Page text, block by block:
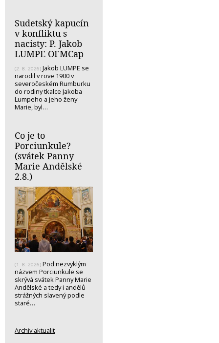
Sudetský kapucín
v konfliktu s
nacisty: P. Jakob
LUMPE OFMCap
(2. 8. 2026) Jakob LUMPE se
narodil v rove 1900 v
severočeském Rumburku
do rodiny tkalce Jakoba
Lumpeho a jeho ženy
Marie, byl…
Co je to
Porciunkule?
(svátek Panny
Marie Andělské
2.8.)
(1. 8. 2026) Pod nezvyklým
názvem Porciunkule se
skrývá svátek Panny Marie
Andělské a tedy i andělů
strážných slavený podle
staré…
Archiv aktualit